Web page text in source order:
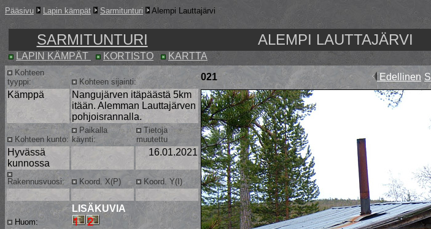
Pääsivu Lapin kämpät Sarmitunturi Alempi Lauttajärvi
SARMITUNTURI ALEMPI LAUTTAJÄRVI
LAPIN KÄMPÄT KORTISTO KARTTA
Kohteen
tyyppi:
Kohteen sijainti: 021 Edellinen
Kämppä
Nangujärven itäpäästä 5km
itään. Alemman Lauttajärven
pohjoisrannalla.
Kohteen kunto:
Paikalla
käynti:
Tietoja
muutettu
Hyvässä
kunnossa
16.01.2021
Rakennusvuosi: Koord. X(P) Koord. Y(I)
Huom:
LISÄKUVIA